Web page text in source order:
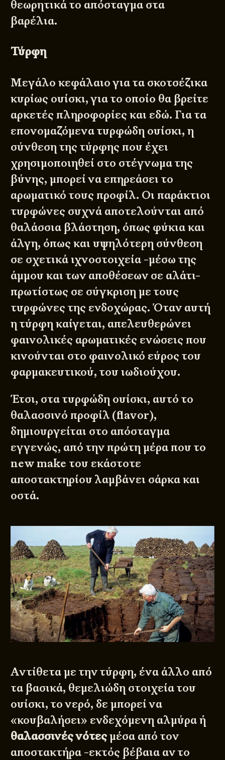
θεωρητικά το απόσταγμα στα
βαρέλια.
Τύρφη
Μεγάλο κεφάλαιο για τα σκοτσέζικα
κυρίως ουίσκι, για το οποίο θα βρείτε
αρκετές πληροφορίες και εδώ. Για τα
επονομαζόμενα τυρφώδη ουίσκι, η
σύνθεση της τύρφης που έχει
χρησιμοποιηθεί στο στέγνωμα της
βύνης, μπορεί να επηρεάσει το
αρωματικό τους προφίλ. Οι παράκτιοι
τυρφώνες συχνά αποτελούνται από
θαλάσσια βλάστηση, όπως φύκια και
άλγη, όπως και υψηλότερη σύνθεση
σε σχετικά ιχνοστοιχεία -μέσω της
άμμου και των αποθέσεων σε αλάτι-
πρωτίστως σε σύγκριση με τους
τυρφώνες της ενδοχώρας. Όταν αυτή
η τύρφη καίγεται, απελευθερώνει
φαινολικές αρωματικές ενώσεις που
κινούνται στο φαινολικό εύρος του
φαρμακευτικού, του ιωδιούχου.
Έτσι, στα τυρφώδη ουίσκι, αυτό το
θαλασσινό προφίλ (flavor),
δημιουργείται στο απόσταγμα
εγγενώς, από την πρώτη μέρα που το
new make του εκάστοτε
αποστακτηρίου λαμβάνει σάρκα και
οστά.
Αντίθετα με την τύρφη, ένα άλλο από
τα βασικά, θεμελιώδη στοιχεία του
ουίσκι, το νερό, δε μπορεί να
«κουβαλήσει» ενδεχόμενη αλμύρα ή
θαλασσινές νότεςμέσα από τον
αποστακτήρα -εκτός βέβαια αν το